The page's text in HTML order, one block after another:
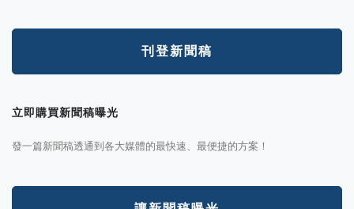
刊登新聞稿
立即購買新聞稿曝光
發一篇新聞稿透通到各大媒體的最快速、最便捷的方案！